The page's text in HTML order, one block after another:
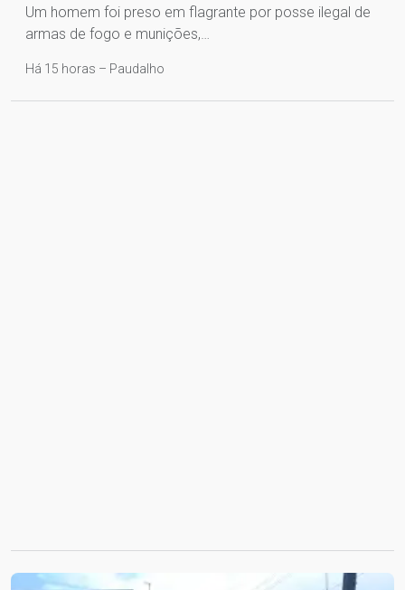
Um homem foi preso em flagrante por posse ilegal de
armas de fogo e munições,…
Há 15 horas – Paudalho